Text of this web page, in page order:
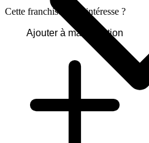
Cette franchise vous intéresse ?
Ajouter à ma sélection